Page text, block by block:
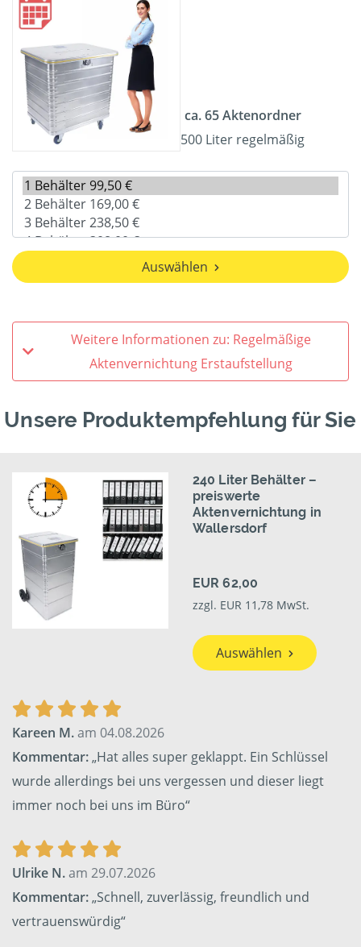
ca. 65 Aktenordner
500 Liter regelmäßig
Auswählen
Weitere Informationen zu: Regelmäßige
Aktenvernichtung Erstaufstellung
Unsere Produktempfehlung für Sie
240 Liter Behälter –
preiswerte
Aktenvernichtung in
Wallersdorf
EUR 62,00
zzgl. EUR 11,78 MwSt.
Auswählen
Kareen M.am 04.08.2026
Kommentar:„Hat alles super geklappt. Ein Schlüssel
wurde allerdings bei uns vergessen und dieser liegt
immer noch bei uns im Büro“
Ulrike N.am 29.07.2026
Kommentar:„Schnell, zuverlässig, freundlich und
vertrauenswürdig“